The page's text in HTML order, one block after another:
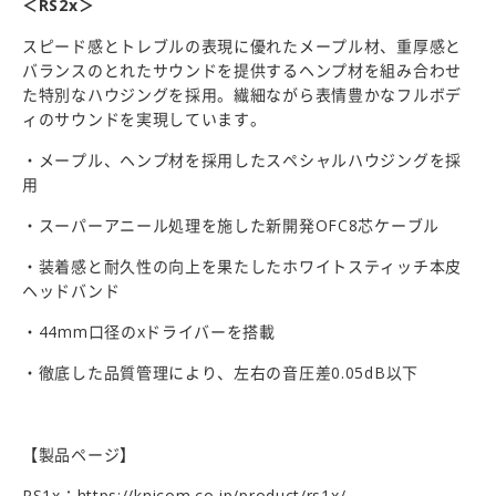
＜ RS2x＞
スピード感とトレブルの表現に優れたメープル材、重厚感と
バランスのとれたサウンドを提供するヘンプ材を組み合わせ
た特別なハウジングを採用。繊細ながら表情豊かなフルボデ
ィのサウンドを実現しています。
・メープル、ヘンプ材を採用したスペシャルハウジングを採
用
・スーパーアニール処理を施した新開発OFC8芯ケーブル
・装着感と耐久性の向上を果たしたホワイトスティッチ本皮
ヘッドバンド
・44mm口径のxドライバーを搭載
・徹底した品質管理により、左右の音圧差0.05dB以下
【製品ページ】